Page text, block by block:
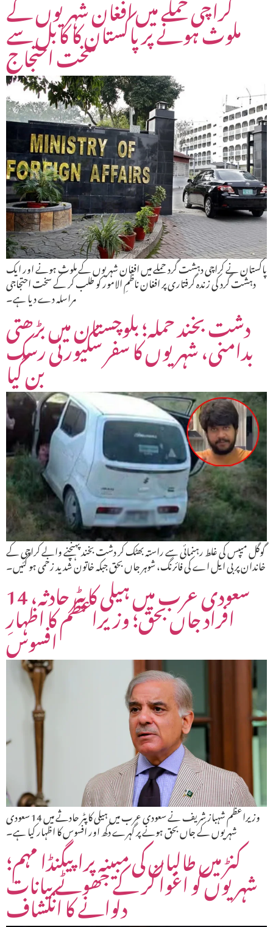
ملوث ہونے پر پاکستان کا کابل سے
سخت احتجاج
پاکستان نے کراچی دہشت گرد حملے میں افغان شہریوں کے ملوث ہونے اور ایک
دہشت گرد کی زندہ گرفتاری پر افغان ناظمِ الامور کو طلب کر کے سخت احتجاجی
مراسلہ دے دیا ہے۔
دشت بخند حملہ؛ بلوچستان میں بڑھتی
بدامنی، شہریوں کا سفر سکیورٹی رسک
بن گیا
گوگل میپس کی غلط رہنمائی سے راستہ بھٹک کر دشت بخند پہنچنے والے کراچی کے
خاندان پر بی ایل اے کی فائرنگ، شوہر جاں بحق جبکہ خاتون شدید زخمی ہو گئیں۔
سعودی عرب میں ہیلی کاپٹر حادثہ، 14
افراد جاں بحق؛ وزیراعظم کا اظہارِ
افسوس
وزیراعظم شہباز شریف نے سعودی عرب میں ہیلی کاپٹر حادثے میں 14 سعودی
شہریوں کے جاں بحق ہونے پر گہرے دکھ اور افسوس کا اظہار کیا ہے۔
کنڑ میں طالبان کی مبینہ پراپیگنڈا مہم؛
شہریوں کو اغوا کر کے جھوٹے بیانات
دلوانے کا انکشاف